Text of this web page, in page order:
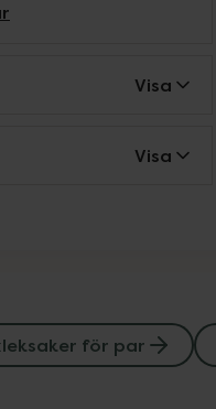
Visa
Visa
för par